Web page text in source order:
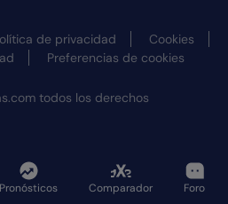
Pronósticos Comparador Foro
de privacidad
Cookies
Preferencias de cookies
todos los derechos